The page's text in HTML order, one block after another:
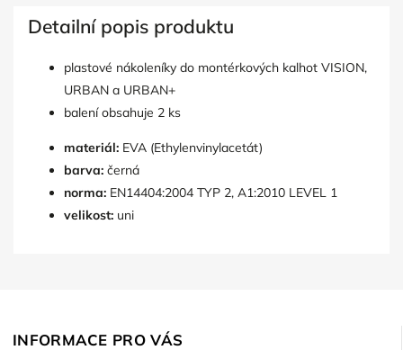
Detailní popis produktu
plastové nákoleníky do montérkových kalhot VISION,
URBAN a URBAN+
balení obsahuje 2 ks
materiál: EVA (Ethylenvinylacetát)
barva: černá
norma: EN14404:2004 TYP 2, A1:2010 LEVEL 1
velikost: uni
INFORMACE PRO VÁS